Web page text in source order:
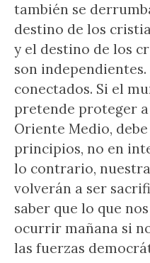
también se
destino de los
y el destino de los
son
conectados. Si el
pretende proteger
Oriente Medio,
principios, no en
lo contrario,
volverán a ser
saber que lo que
ocurrir mañana si
las fuerzas